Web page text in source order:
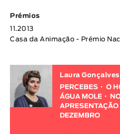
Prémios
11.2013
Casa da Animação - Prémio
Laura Gonçalves
PERCEBES
O
ÁGUA MOLE
APRESENTAÇÃO
DEZEMBRO